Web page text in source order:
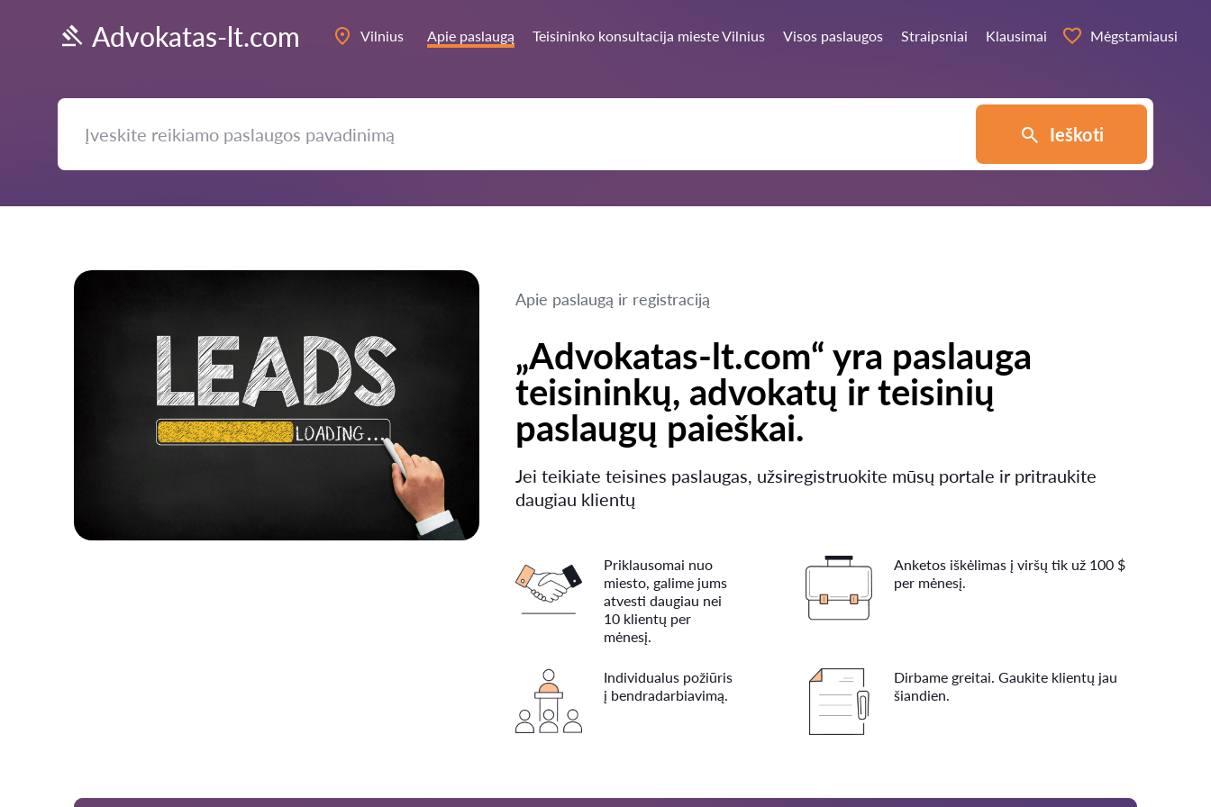
Advokatas-lt.com Vilnius Apie paslaugą Teisininko konsultacija mieste Vilnius Visos paslaugos Straipsniai Klausimai Mėgstamiausi
Ieškoti
Apie paslaugą ir registraciją
„Advokatas-lt.com“ yra paslauga
teisininkų, advokatų ir teisinių
paslaugų paieškai.
Jei teikiate teisines paslaugas, užsiregistruokite mūsų portale ir pritraukite
daugiau klientų
Priklausomai nuo
miesto, galime jums
atvesti daugiau nei
10 klientų per
mėnesį.
Anketos iškėlimas į viršų tik už 100 $
per mėnesį.
Individualus požiūris
į bendradarbiavimą.
Dirbame greitai. Gaukite klientų jau
šiandien.